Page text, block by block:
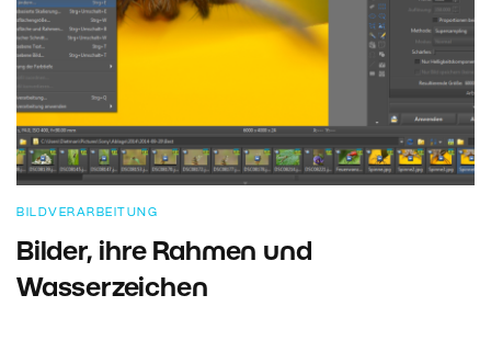
BILDVERARBEITUNG
Bilder, ihre Rahmen und
Wasserzeichen